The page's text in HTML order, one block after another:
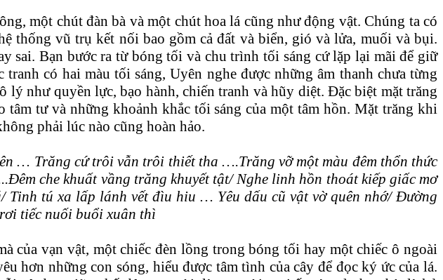
một chút đàn bà và một chút hoa lá cũng như động vật. Chúng ta có
thống vũ trụ kết nối bao gồm cả đất và biển, gió và lửa, muối và bụi.
sai. Bạn bước ra từ bóng tối và chu trình tối sáng cứ lặp lại mãi để giữ
có hai màu tối sáng, Uyên nghe được những âm thanh chưa từng
như quyền lực, bạo hành, chiến tranh và hũy diệt. Đặc biệt mặt trăng
tư và những khoảnh khắc tối sáng của một tâm hồn. Mặt trăng khi
phải lúc nào cũng hoàn hảo.
… Trăng cứ trôi vẫn trôi thiết tha ….Trăng vỡ một màu đêm thổn thức
che khuất vầng trăng khuyết tật/ Nghe linh hồn thoát kiếp giấc mơ
tú xa lấp lánh vết đìu hiu … Yêu dấu cũ vật vờ quên nhớ/ Đường
tiếc nuối buổi xuân thì
vạn vật, một chiếc đèn lồng trong bóng tối hay một chiếc ô ngoài
hơn những con sóng, hiểu được tâm tình của cây để đọc ký ức của lá.